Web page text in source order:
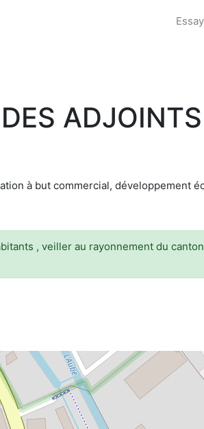
à but commercial, développement
, veiller au rayonnement du